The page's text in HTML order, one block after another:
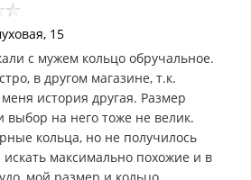
15
с мужем кольцо обручальное.
в другом магазине, т.к.
история другая. Размер
выбор на него тоже не велик.
кольца, но не получилось
искать максимально похожие и в